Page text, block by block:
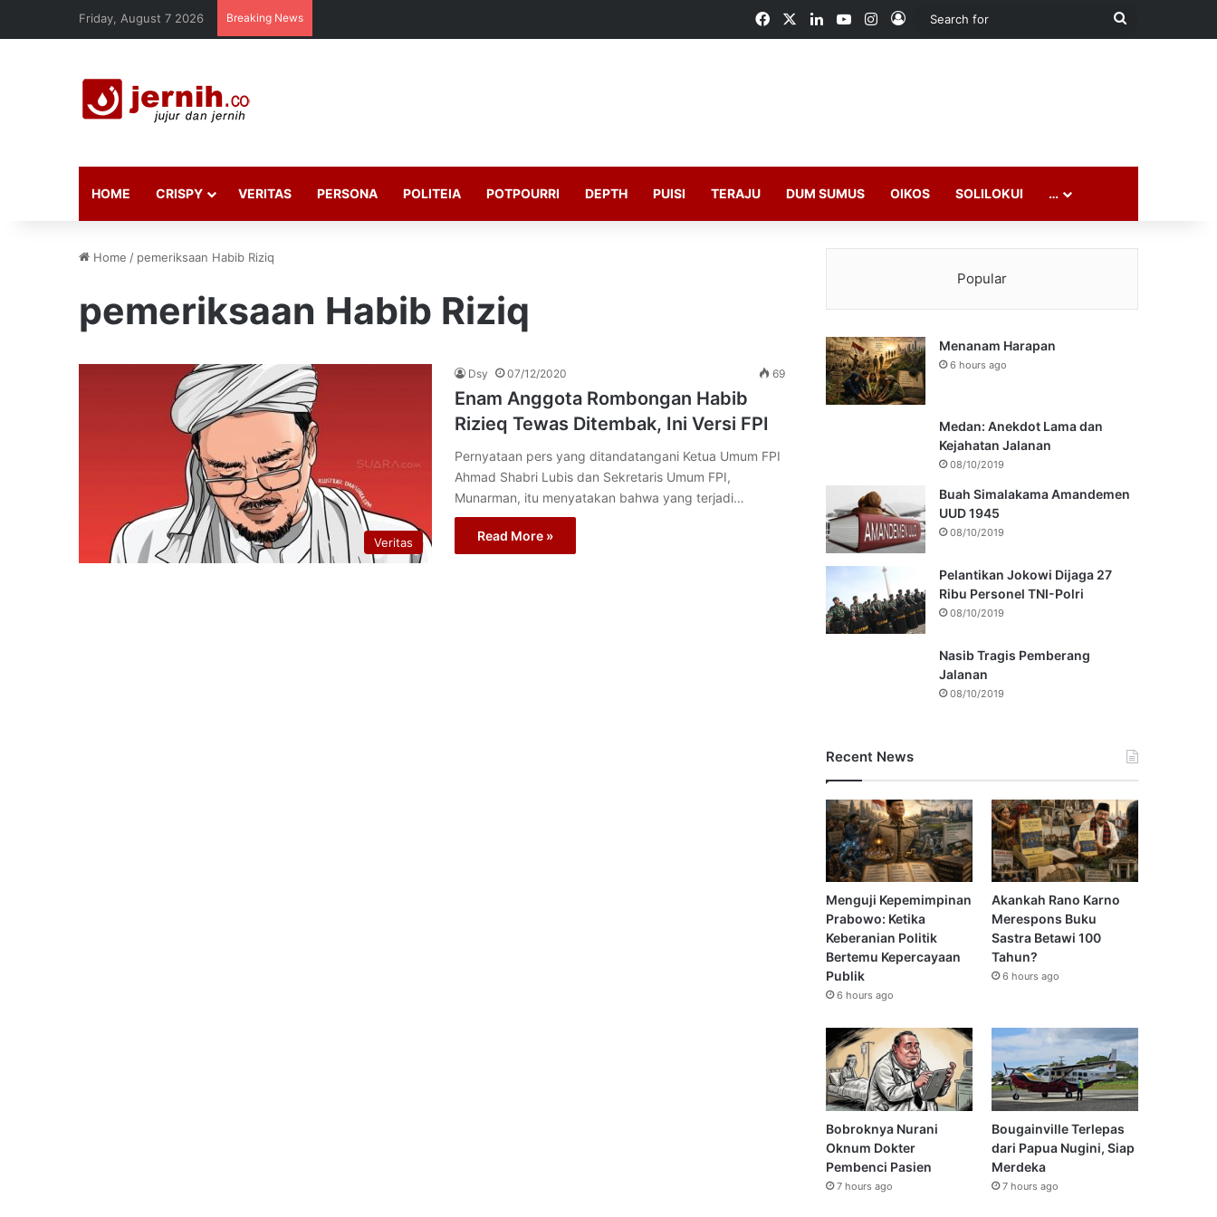
Friday, August 7 2026 Breaking News FacebookLinkedInYouTubeInstagram
Log In
Search
HOME CRISPY VERITAS PERSONA POLITEIA POTPOURRI DEPTH PUISI TERAJU DUM SUMUS OIKOS SOLILOKUI …
Home / pemeriksaan Habib Riziq
pemeriksaan Habib Riziq
Veritas
Dsy 07/12/2020 69
Enam Anggota Rombongan Habib
Rizieq Tewas Ditembak, Ini Versi FPI
Pernyataan pers yang ditandatangani Ketua Umum FPI
Ahmad Shabri Lubis dan Sekretaris Umum FPI,
Munarman, itu menyatakan bahwa yang terjadi…
Read More »
Popular
Menanam Harapan
6 hours ago
Medan: Anekdot Lama dan
Kejahatan Jalanan
08/10/2019
Buah Simalakama Amandemen
UUD 1945
08/10/2019
Pelantikan Jokowi Dijaga 27
Ribu Personel TNI-Polri
08/10/2019
Nasib Tragis Pemberang
Jalanan
08/10/2019
Recent News
Menguji Kepemimpinan
Prabowo: Ketika
Keberanian Politik
Bertemu Kepercayaan
Publik
6 hours ago
Akankah Rano Karno
Merespons Buku
Sastra Betawi 100
Tahun?
6 hours ago
Bobroknya Nurani
Oknum Dokter
Pembenci Pasien
7 hours ago
Bougainville Terlepas
dari Papua Nugini, Siap
Merdeka
7 hours ago